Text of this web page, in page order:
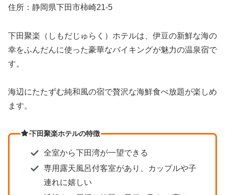
住所：静岡県下田市柿崎21-5
下田聚楽（しもだじゅらく）ホテルは、伊豆の新鮮な海の
幸をふんだんに使った豪華なバイキングが魅力の温泉宿で
す。
海辺にたたずむ純和風の宿で贅沢な海鮮食べ放題が楽しめ
ます。
下田聚楽ホテルの特徴
全室から下田湾が一望できる
専用露天風呂付客室があり、カップルや子
連れに嬉しい